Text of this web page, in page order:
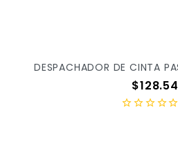
Precio
$128.54